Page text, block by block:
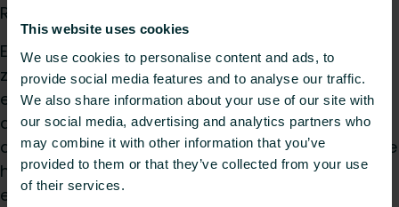
This website uses cookies
We use cookies to personalise content and ads, to
provide social media features and to analyse our traffic.
We also share information about your use of our site with
our social media, advertising and analytics partners who
may combine it with other information that you’ve
provided to them or that they’ve collected from your use
of their services.
Radiatoren bij Purmo Group, uit.
Elke radiator kan afzonderlijk worden geregeld,
zodat gebruikers geld kunnen besparen en
energieverspilling kunnen minimaliseren door
alleen de kamers te verwarmen die ze
daadwerkelijk gebruiken, in plaats van onnodig de
hele ruimte te verwarmen. Dit verlaagt zowel de
energierekening van de bewoners als de